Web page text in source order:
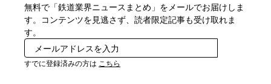
無料で「鉄道業界ニュースまとめ」をメールでお届けしま
す。コンテンツを見逃さず、読者限定記事も受け取れま
す。
すでに登録済みの方は こちら